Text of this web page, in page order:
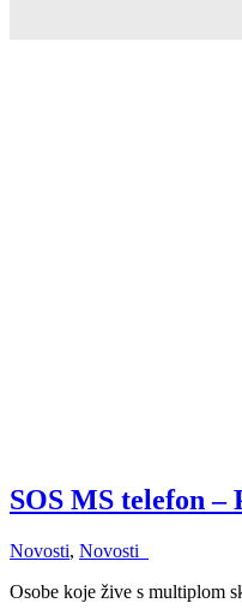
SOS MS telefon
Novosti, Novosti_
Osobe koje žive s multiplom